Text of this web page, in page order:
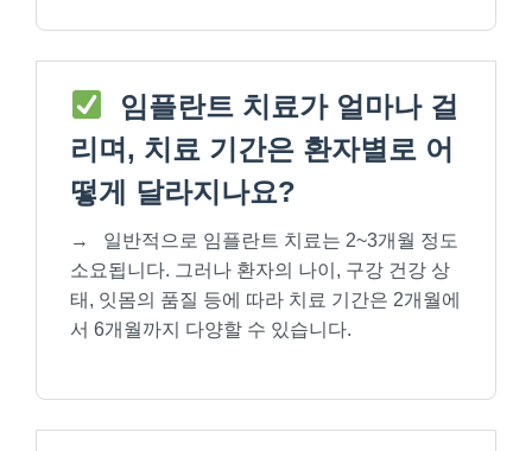
임플란트 치료가 얼마나 걸
리며, 치료 기간은 환자별로 어
떻게 달라지나요?
→
일반적으로 임플란트 치료는 2~3개월 정도
소요됩니다. 그러나 환자의 나이, 구강 건강 상
태, 잇몸의 품질 등에 따라 치료 기간은 2개월에
서 6개월까지 다양할 수 있습니다.